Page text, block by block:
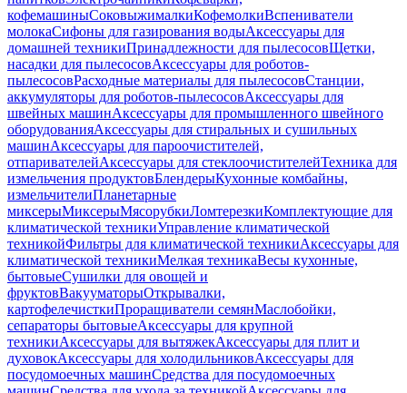
кофемашиныСоковыжималкиКофемолкиВспениватели
молокаСифоны для газирования водыАксессуары для
домашней техникиПринадлежности для пылесосовЩетки,
насадки для пылесосовАксессуары для роботов-
пылесосовРасходные материалы для пылесосовСтанции,
аккумуляторы для роботов-пылесосовАксессуары для
швейных машинАксессуары для промышленного швейного
оборудованияАксессуары для стиральных и сушильных
машинАксессуары для пароочистителей,
отпаривателейАксессуары для стеклоочистителейТехника для
измельчения продуктовБлендерыКухонные комбайны,
измельчителиПланетарные
миксерыМиксерыМясорубкиЛомтерезкиКомплектующие для
климатической техникиУправление климатической
техникойФильтры для климатической техникиАксессуары для
климатической техникиМелкая техникаВесы кухонные,
бытовыеСушилки для овощей и
фруктовВакууматорыОткрывалки,
картофелечисткиПроращиватели семянМаслобойки,
сепараторы бытовыеАксессуары для крупной
техникиАксессуары для вытяжекАксессуары для плит и
духовокАксессуары для холодильниковАксессуары для
посудомоечных машинСредства для посудомоечных